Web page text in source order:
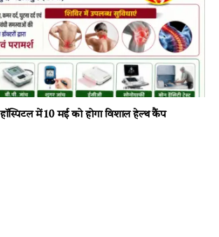
में 10 मई को होगा विशाल हेल्थ कैंप